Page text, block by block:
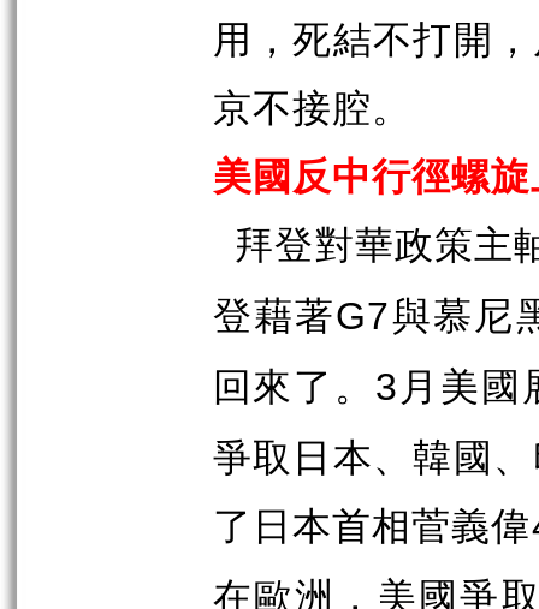
用，死結不打開
京不接腔。
美國反中行徑螺
拜登對華政策主
登藉著G7與慕尼
回來了。
3 月美
爭取日本、韓國
了日本首相菅義偉
在歐洲，美國爭